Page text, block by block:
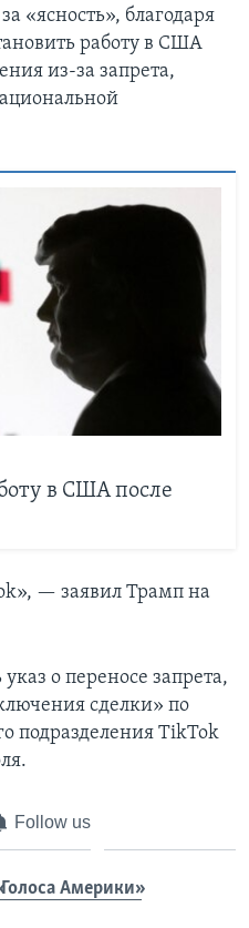
«ясность», благодаря
работу в США
из-за запрета,
в США после
— заявил Трамп на
о переносе запрета,
сделки» по
подразделения TikTok
Follow us
Америки»